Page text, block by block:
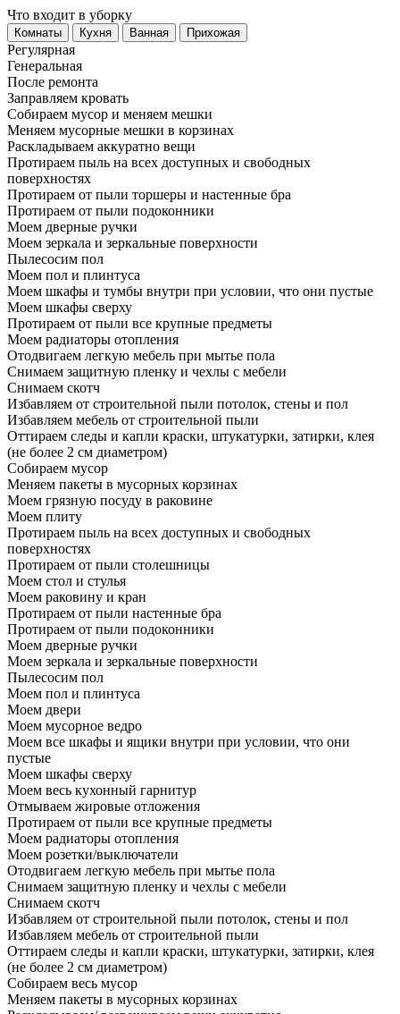
Что входит в уборку
Регу­лярная
Гене­ральная
После ремонта
Заправляем кровать
Собираем мусор и меняем мешки
Меняем мусорные мешки в корзинах
Раскладываем аккуратно вещи
Протираем пыль на всех доступных и свободных
поверхностях
Протираем от пыли торшеры и настенные бра
Протираем от пыли подоконники
Моем дверные ручки
Моем зеркала и зеркальные поверхности
Пылесосим пол
Моем пол и плинтуса
Моем шкафы и тумбы внутри при условии, что они пустые
Моем шкафы сверху
Протираем от пыли все крупные предметы
Моем радиаторы отопления
Отодвигаем легкую мебель при мытье пола
Снимаем защитную пленку и чехлы с мебели
Снимаем скотч
Избавляем от строительной пыли потолок, стены и пол
Избавляем мебель от строительной пыли
Оттираем следы и капли краски, штукатурки, затирки, клея
(не более 2 см диаметром)
Собираем мусор
Меняем пакеты в мусорных корзинах
Моем грязную посуду в раковине
Моем плиту
Протираем пыль на всех доступных и свободных
поверхностях
Протираем от пыли столешницы
Моем стол и стулья
Моем раковину и кран
Протираем от пыли настенные бра
Протираем от пыли подоконники
Моем дверные ручки
Моем зеркала и зеркальные поверхности
Пылесосим пол
Моем пол и плинтуса
Моем двери
Моем мусорное ведро
Моем все шкафы и ящики внутри при условии, что они
пустые
Моем шкафы сверху
Моем весь кухонный гарнитур
Отмываем жировые отложения
Протираем от пыли все крупные предметы
Моем радиаторы отопления
Моем розетки/выключатели
Отодвигаем легкую мебель при мытье пола
Снимаем защитную пленку и чехлы с мебели
Снимаем скотч
Избавляем от строительной пыли потолок, стены и пол
Избавляем мебель от строительной пыли
Оттираем следы и капли краски, штукатурки, затирки, клея
(не более 2 см диаметром)
Собираем весь мусор
Меняем пакеты в мусорных корзинах